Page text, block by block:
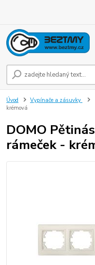
Úvod Vypínače a zásuvky
krémová
DOMO
rámeček -